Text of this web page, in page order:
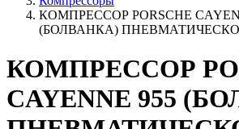
КОМПРЕССОР PORSCHE
(БОЛВАНКА)
КОМПРЕССОР
CAYENNE 955